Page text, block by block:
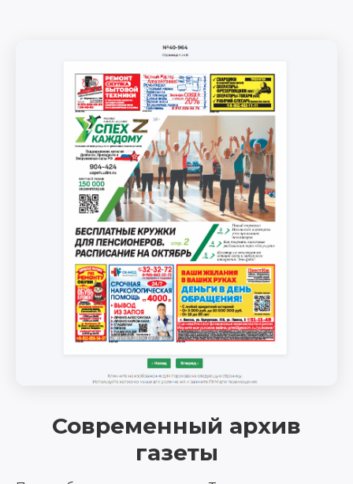
Современный архив
газеты